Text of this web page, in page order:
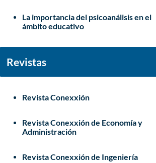
La importancia del psicoanálisis en el
ámbito educativo
Revistas
Revista Conexxión
Revista Conexxión de Economía y
Administración
Revista Conexxión de Ingeniería